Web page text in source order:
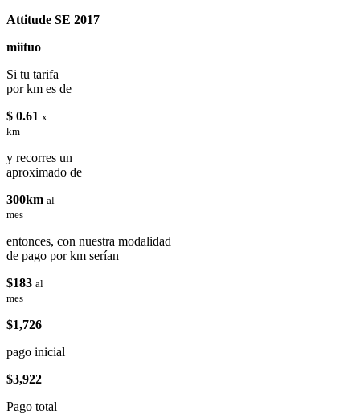
Attitude SE 2017
miituo
Si tu tarifa
por km es de
$ 0.61 x
km
y recorres un
aproximado de
300km al
mes
entonces, con nuestra modalidad
de pago por km serían
$183 al
mes
$1,726
pago inicial
$3,922
Pago total